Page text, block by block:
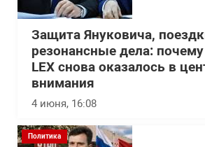
Защита Януковича,
резонансные дела:
LEX снова оказалось в
внимания
4 июня, 16:08
Политика